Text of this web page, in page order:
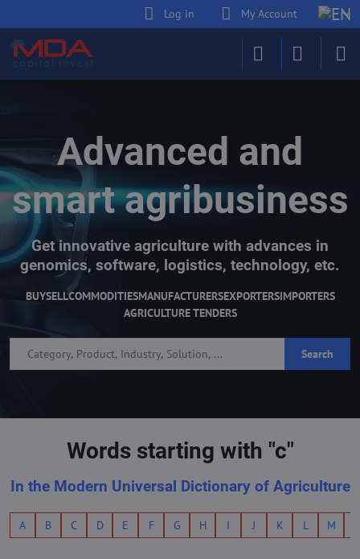
Log in My Account
Advanced and
smart agribusiness
Get innovative agriculture with advances in
genomics, software, logistics, technology, etc.
BUYSELLCOMMODITIESMANUFACTURERSEXPORTERSIMPORTERS
AGRICULTURE TENDERS
Search
Words starting with "c"
In the Modern Universal Dictionary of Agriculture
A B C D E F G H I J K L M